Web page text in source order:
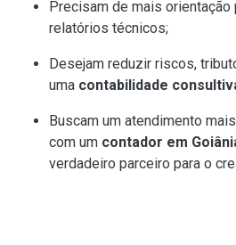
Precisam de mais orientação
relatórios técnicos;
Desejam reduzir riscos,
uma contabilidade
Buscam um atendimento
com um contador em
verdadeiro parceiro para o